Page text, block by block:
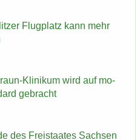
Flug­platz kann mehr
Klinikum wird auf mo­
ge­bracht
des Frei­staa­tes Sach­sen